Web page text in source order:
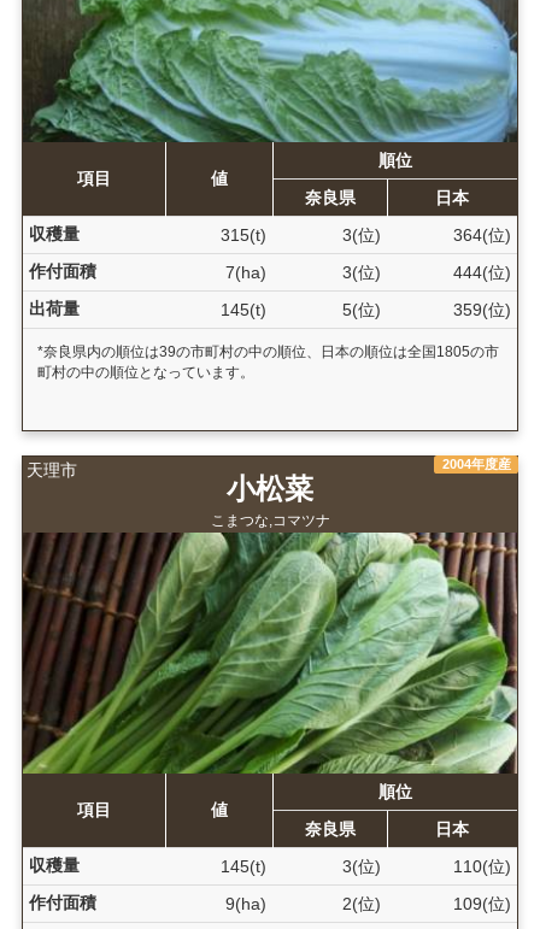
項目 値
順位
奈良県
日本
収穫量
315(t) 3(位)
364(位)
作付面積
7(ha) 3(位)
444(位)
出荷量
145(t) 5(位) 359(位)
*奈良県内の順位は39の市町村の中の順位、日本の順位は全国1805の市
町村の中の順位となっています。
天理市 2004年度産
小松菜
こまつな,コマツナ
項目 値
順位
奈良県
日本
収穫量
145(t) 3(位)
110(位)
作付面積
9(ha) 2(位) 109(位)